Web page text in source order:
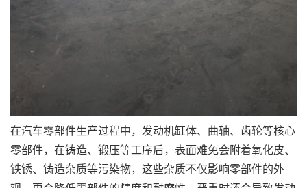
在汽车零部件生产过程中，发动机缸体、曲轴、齿轮等核心
零部件，在铸造、锻压等工序后，表面难免会附着氧化皮、
铁锈、铸造杂质等污染物，这些杂质不仅影响零部件的外